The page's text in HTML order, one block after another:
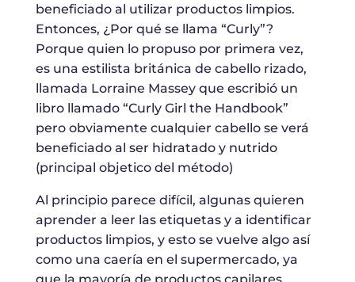
beneficiado al utilizar productos limpios.
Entonces, ¿Por qué se llama “Curly”?
Porque quien lo propuso por primera vez,
es una estilista británica de cabello rizado,
llamada Lorraine Massey que escribió un
libro llamado “Curly Girl the Handbook”
pero obviamente cualquier cabello se verá
beneficiado al ser hidratado y nutrido
(principal objetico del método)
Al principio parece difícil, algunas quieren
aprender a leer las etiquetas y a identificar
productos limpios, y esto se vuelve algo así
como una caería en el supermercado, ya
que la mayoría de productos capilares